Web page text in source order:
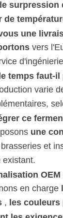
surpression
de
une
vers
temps faut-
varie
ce
une
et
existant.
en charge
, les couleurs